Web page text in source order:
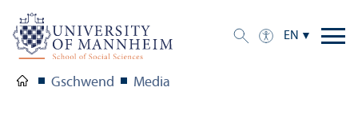
EN
Gschwend Media